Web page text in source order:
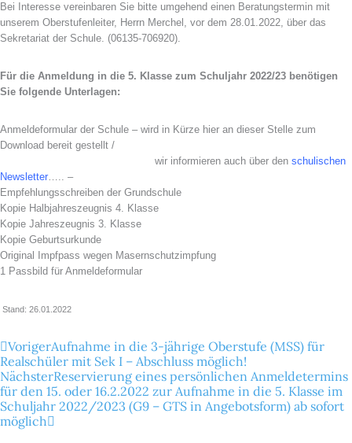
Bei Interesse vereinbaren Sie bitte umgehend einen Beratungstermin mit
unserem Oberstufenleiter, Herrn Merchel, vor dem 28.01.2022, über das
Sekretariat der Schule. (06135-706920).
Für die Anmeldung in die 5. Klasse zum Schuljahr 2022/23 benötigen
Sie folgende Unterlagen:
Anmeldeformular der Schule – wird in Kürze hier an dieser Stelle zum
Download bereit gestellt /
wir informieren auch über den schulischen
Newsletter….. –
Empfehlungsschreiben der Grundschule
Kopie Halbjahreszeugnis 4. Klasse
Kopie Jahreszeugnis 3. Klasse
Kopie Geburtsurkunde
Original Impfpass wegen Masernschutzimpfung
1 Passbild für Anmeldeformular
Stand: 26.01.2022
Zurück
VorigerAufnahme in die 3-jährige Oberstufe (MSS) für
Realschüler mit Sek I – Abschluss möglich!
NächsterReservierung eines persönlichen Anmeldetermins
für den 15. oder 16.2.2022 zur Aufnahme in die 5. Klasse im
Schuljahr 2022/2023 (G9 – GTS in Angebotsform) ab sofort
möglich
Nächster